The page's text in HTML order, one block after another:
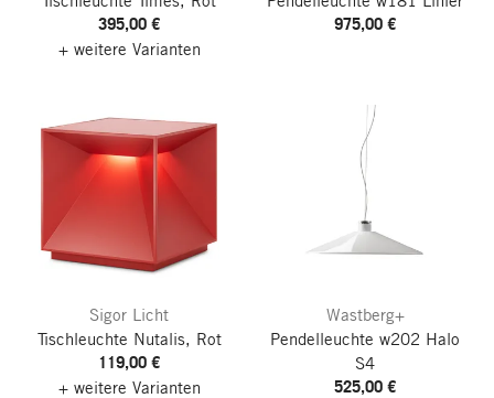
395,00 €
+ weitere Varianten
975,00 €
Sigor Licht
Tischleuchte Nutalis, Rot
119,00 €
+ weitere Varianten
Wastberg+
Pendelleuchte w202 Halo
S4
525,00 €